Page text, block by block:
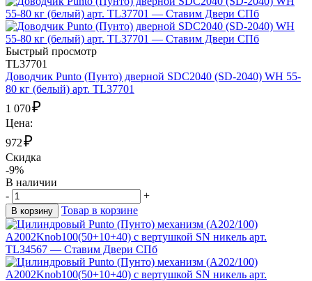
Быстрый просмотр
TL37701
Доводчик Punto (Пунто) дверной SDC2040 (SD-2040) WH 55-
80 кг (белый) арт. TL37701
1 070₽
Цена:
972₽
Скидка
-9%
В наличии
-
+
В корзину Товар в корзине